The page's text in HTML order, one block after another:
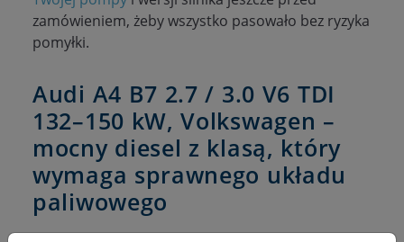
zamówieniem, żeby wszystko pasowało bez ryzyka
pomyłki.
Audi A4 B7 2.7 / 3.0 V6 TDI
132–150 kW, Volkswagen –
mocny diesel z klasą, który
wymaga sprawnego układu
paliwowego